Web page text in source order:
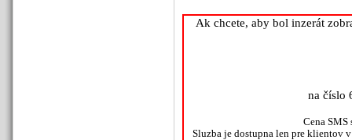
Ak chcete, aby bol inzerát
na číslo
Cena SMS
Sluzba je dostupna len pre klientov